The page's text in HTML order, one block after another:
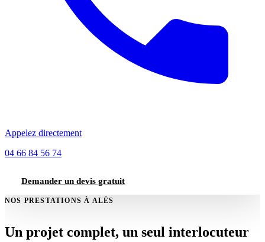
Appelez directement
04 66 84 56 74
Demander un devis gratuit
NOS PRESTATIONS À ALÈS
Un projet complet, un seul interlocuteur